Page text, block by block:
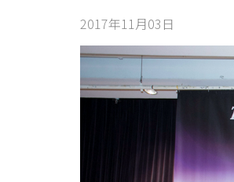
2017年11月03日